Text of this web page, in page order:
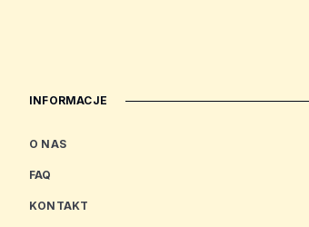
INFORMACJE
O NAS
FAQ
KONTAKT